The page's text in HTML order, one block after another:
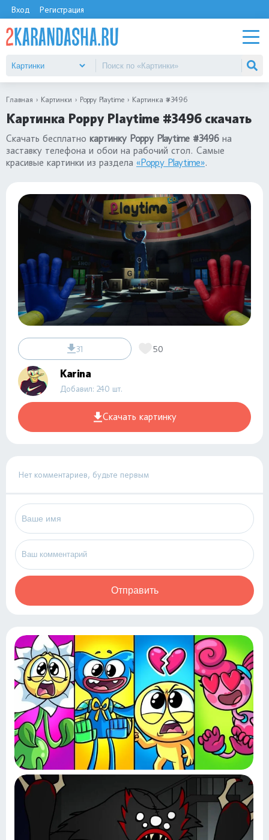
Вход Регистрация
Главная Картинки Poppy Playtime Картинка #3496
Картинка Poppy Playtime #3496 скачать
Скачать бесплатно картинку Poppy Playtime #3496 на
заставку телефона и обои на рабочий стол. Самые
красивые картинки из раздела «Poppy Playtime».
31 50
Karina
Добавил: 240 шт.
Скачать картинку
Нет комментариев, будьте первым
Отправить